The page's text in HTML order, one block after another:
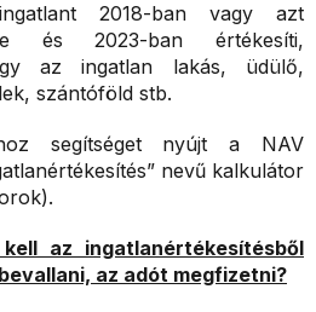
2018-ban vagy azt
és 2023-ban értékesíti,
az ingatlan lakás, üdülő,
szántóföld stb.
segítséget nyújt a NAV
nevű kalkulátor
az ingatlanértékesítésből
az adót megfizetni?